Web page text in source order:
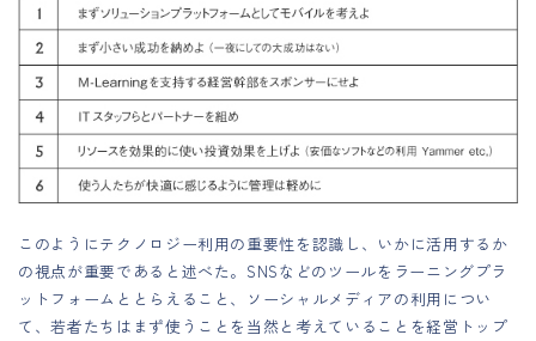
このようにテクノロジー利用の重要性を認識し、いかに活用するか
の視点が重要であると述べた。SNSなどのツールをラーニングプラ
ットフォームととらえること、ソーシャルメディアの利用につい
て、若者たちはまず使うことを当然と考えていることを経営トップ